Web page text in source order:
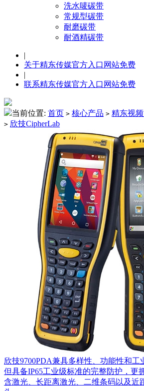
洗水唛碳带
常规型碳带
耐磨碳带
耐酒精碳带
|
关于精东传媒官方入口网站免费
|
联系精东传媒官方入口网站免费
当前位置: 首页 > 核心产品 > 精东视
> 欣技CipherLab
欣技9700PDA兼具多样性、功能性和工
但具备IP65工业级标准的完整防护，更拥
含激光、长距离激光、二维条码以及